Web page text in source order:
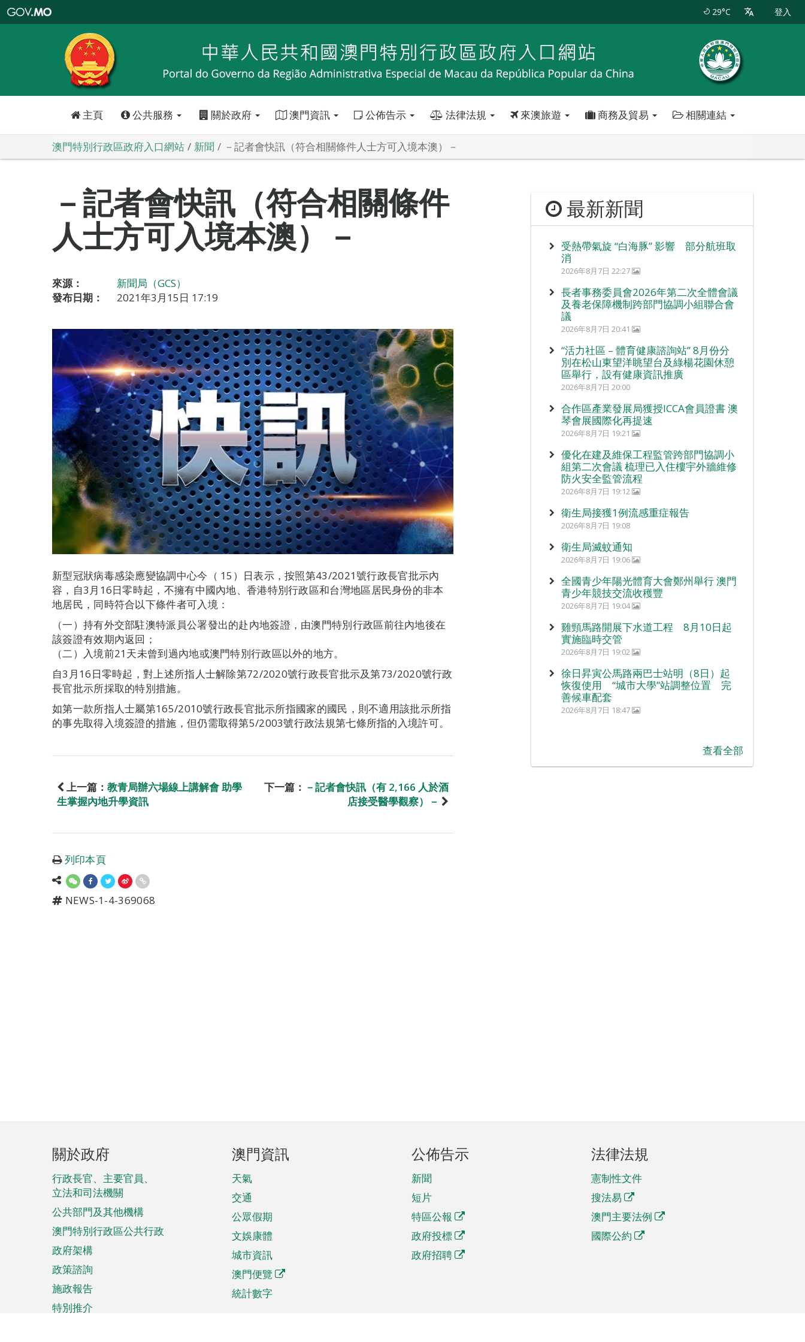
特
政
區
政
口
29°C 登入
主頁 公共服務 關於政府 澳門資訊 公佈告示 法律法規 來澳旅遊 商務及貿易 相關連結
澳門特別行政區政府入口網站 新聞 －記者會快訊（符合相關條件人士方可入境本澳）－
－記者會快訊（符合相關條件
人士方可入境本澳）－
來源：
新聞局（GCS）
發布日期：
2021年3月15日 17:19
新型冠狀病毒感染應變協調中心今（ 15）日表示，按照第43/2021號行政長官批示內
容，自3月16日零時起，不擁有中國內地、香港特別行政區和台灣地區居民身份的非本
地居民，同時符合以下條件者可入境：
（一）持有外交部駐澳特派員公署發出的赴內地簽證，由澳門特別行政區前往內地後在
該簽證有效期內返回；
（二）入境前21天未曾到過內地或澳門特別行政區以外的地方。
自3月16日零時起，對上述所指人士解除第72/2020號行政長官批示及第73/2020號行政
長官批示所採取的特別措施。
如第一款所指人士屬第165/2010號行政長官批示所指國家的國民，則不適用該批示所指
的事先取得入境簽證的措施，但仍需取得第5/2003號行政法規第七條所指的入境許可。
上一篇： 教青局辦六場線上講解會 助學
生掌握內地升學資訊
下一篇： －記者會快訊（有 2,166 人於酒
店接受醫學觀察）－
列印本頁
NEWS-1-4-369068
最新新聞
受熱帶氣旋 “白海豚” 影響 部分航班取
消
2026年8月7日 22:27
長者事務委員會2026年第二次全體會議
及養老保障機制跨部門協調小組聯合會
議
2026年8月7日 20:41
“活力社區 – 體育健康諮詢站” 8月份分
別在松山東望洋眺望台及綠楊花園休憩
區舉行，設有健康資訊推廣
2026年8月7日 20:00
合作區產業發展局獲授ICCA會員證書 澳
琴會展國際化再提速
2026年8月7日 19:21
優化在建及維保工程監管跨部門協調小
組第二次會議 梳理已入住樓宇外牆維修
防火安全監管流程
2026年8月7日 19:12
衛生局接獲1例流感重症報告
2026年8月7日 19:08
衛生局滅蚊通知
2026年8月7日 19:06
全國青少年陽光體育大會鄭州舉行 澳門
青少年競技交流收穫豐
2026年8月7日 19:04
雞頸馬路開展下水道工程 8月10日起
實施臨時交管
2026年8月7日 19:02
徐日昇寅公馬路兩巴士站明（8日）起
恢復使用 “城市大學”站調整位置 完
善候車配套
2026年8月7日 18:47
查看全部
頁
腳
菜
單
關於政府
行政長官、主要官員、
立法和司法機關
公共部門及其他機構
澳門特別行政區公共行政
政府架構
政策諮詢
施政報告
特別推介
澳門資訊
天氣
交通
公眾假期
文娛康體
城市資訊
澳門便覽
統計數字
公佈告示
新聞
短片
特區公報
政府投標
政府招聘
法律法規
憲制性文件
搜法易
澳門主要法例
國際公約